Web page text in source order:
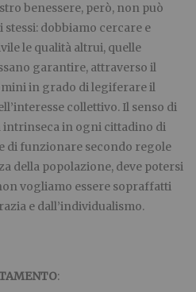
benessere, però, non può
dobbiamo cercare e
le qualità altrui, quelle
garantire, attraverso il
in grado di legiferare il
collettivo. Il senso di
intrinseca in ogni cittadino di
di funzionare secondo regole
della popolazione, deve potersi
vogliamo essere sopraffatti
e dall’individualismo.
: